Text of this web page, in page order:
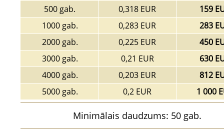
500 gab.
0,318 EUR
159
1000 gab.
0,283 EUR
283
2000 gab.
0,225 EUR
450
3000 gab.
0,21 EUR
630
4000 gab.
0,203 EUR
812
5000 gab.
0,2 EUR 1 000
Minimālais daudzums: 50 gab.